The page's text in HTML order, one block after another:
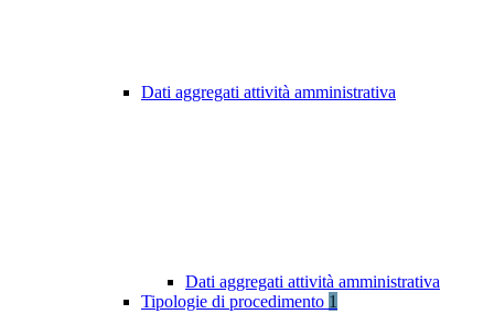
Dati aggregati attività amministrativa
Dati aggregati attività amministrativa
Tipologie di procedimento 1